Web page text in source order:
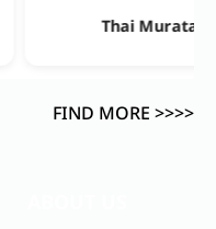
Trading., Ltd
FIND MORE >>>>